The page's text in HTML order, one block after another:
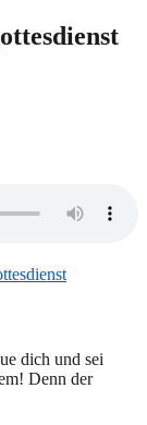
dich und sei
Denn der